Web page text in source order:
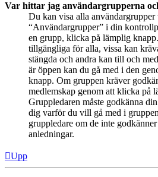
Var hittar jag användargrupperna
Du kan visa alla
“Användargrupper” i din
en grupp, klicka på lämplig
tillgängliga för alla, vissa kan
stängda och andra kan till och
är öppen kan du gå med i den
knapp. Om gruppen kräver
medlemskap genom att klicka på
Gruppledaren måste godkänna
dig varför du vill gå med i
gruppledare om de inte
anledningar.
Upp